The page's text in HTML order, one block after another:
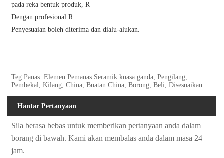
pada reka bentuk produk, R
Dengan profesional R
Penyesuaian boleh diterima dan dialu-alukan.
Teg Panas: Elemen Pemanas Seramik kuasa ganda, Pengilang,
Pembekal, Kilang, China, Buatan China, Borong, Beli, Disesuaikan
Hantar Pertanyaan
Sila berasa bebas untuk memberikan pertanyaan anda dalam
borang di bawah. Kami akan membalas anda dalam masa 24
jam.